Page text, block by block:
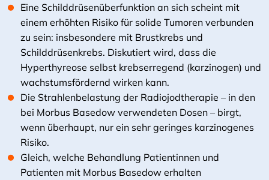
Eine Schilddrüsenüberfunktion an sich scheint mit
einem erhöhten Risiko für solide Tumoren verbunden
zu sein: insbesondere mit Brustkrebs und
Schilddrüsenkrebs. Diskutiert wird, dass die
Hyperthyreose selbst krebserregend (karzinogen) und
wachstumsfördernd wirken kann.
Die Strahlenbelastung der Radiojodtherapie – in den
bei Morbus Basedow verwendeten Dosen – birgt,
wenn überhaupt, nur ein sehr geringes karzinogenes
Risiko.
Gleich, welche Behandlung Patientinnen und
Patienten mit Morbus Basedow erhalten